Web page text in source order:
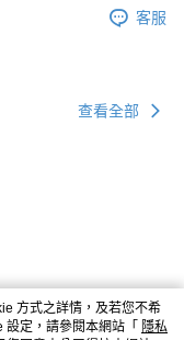
客服
查看全部
方式之詳情，及若您不希
定，請參閱本網站「 隱私